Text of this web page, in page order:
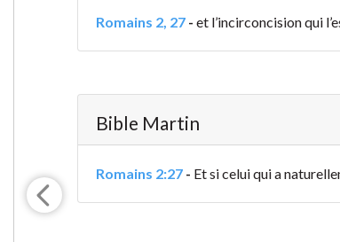
Romains 2, 27- et l’incirconcision qui
Bible Martin
Romains 2:27- Et si celui qui a